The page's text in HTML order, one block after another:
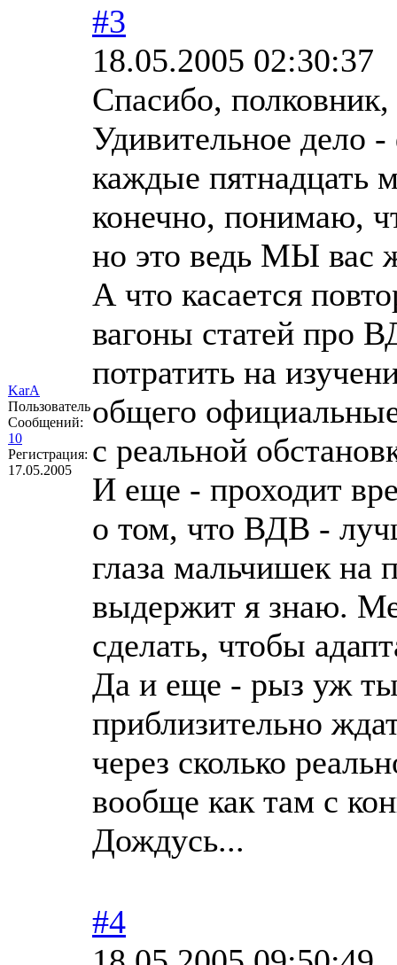
KarA
Пользователь
Сообщений:
10
Регистрация:
17.05.2005
#3
18.05.2005 02:30:37
Спасибо,
Удивительное дело
каждые пятнадцать
конечно, понимаю,
но это ведь МЫ вас
А что касается
вагоны статей про
потратить на
общего
с реальной
И еще - проходит
о том, что ВДВ -
глаза мальчишек
выдержит я знаю.
сделать, чтобы
Да и еще - рыз уж ты
приблизительно
через сколько
вообще как там с
Дождусь...
#4